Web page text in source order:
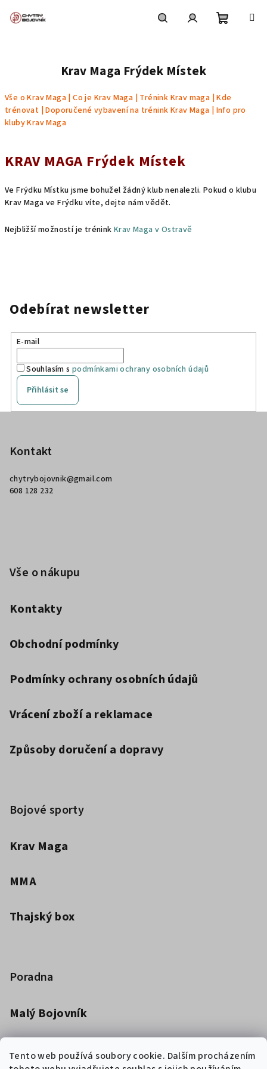
Tento web používá soubory cookie. Dalším procházením
Krav Maga Frýdek Místek
Vše o Krav Maga |Co je Krav Maga Trénink Krav maga |Kde
trénovat |Doporučené vybavení na trénink Krav Maga Info pro
kluby Krav Maga
KRAV MAGA Frýdek Místek
Ve Frýdku Místku jsme bohužel žádný klub nenalezli. Pokud o klubu
Krav Maga ve Frýdku víte, dejte nám vědět.
Nejbližší možností je trénink Krav Maga v Ostravě
Odebírat newsletter
E-mail
Souhlasím s podmínkami ochrany osobních údajů
Přihlásit se
Kontakt
chytrybojovnik@gmail.com
608 128 232
Vše o nákupu
Kontakty
Obchodní podmínky
Podmínky ochrany osobních údajů
Vrácení zboží a reklamace
Způsoby doručení a dopravy
Bojové sporty
Krav Maga
MMA
Thajský box
Poradna
Malý Bojovník
Dětská kimona pro bojová umění